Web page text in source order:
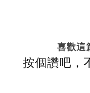
喜歡這
按個讚吧，